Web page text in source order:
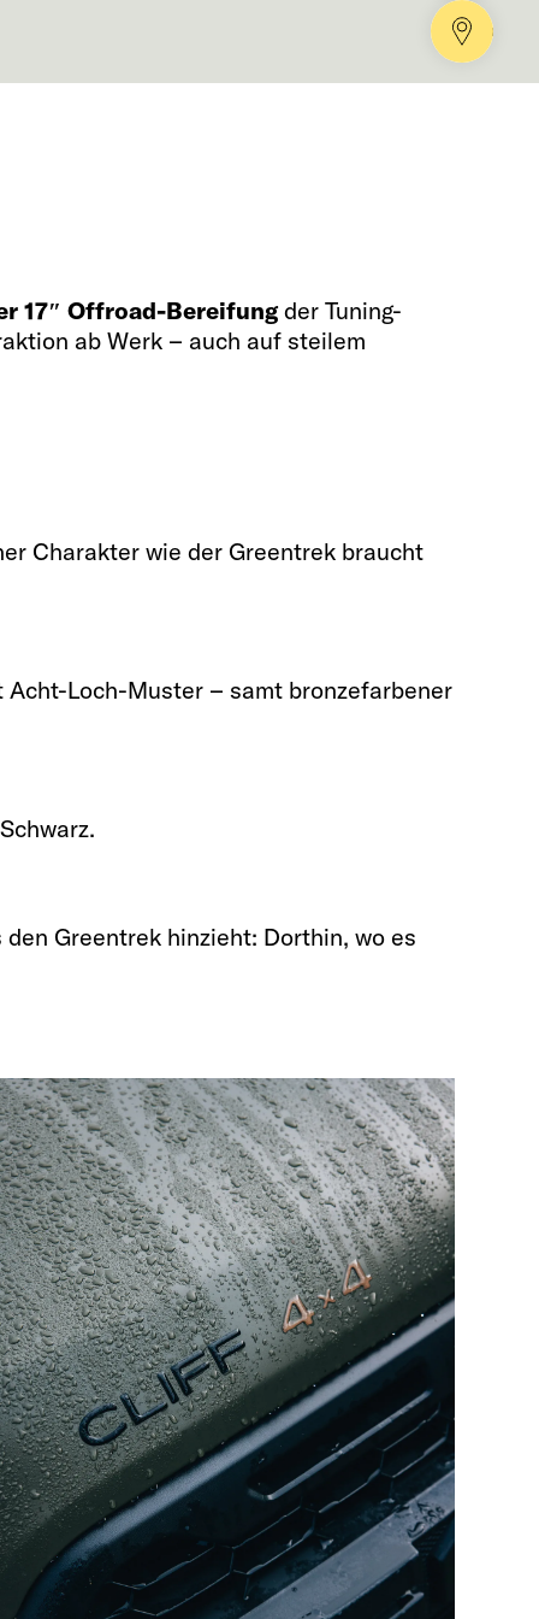
17″ Offroad-Bereifungder Tuning-
ab Werk – auch auf steilem
Charakter wie der Greentrek braucht
Loch-Muster – samt bronzefarbener
Greentrek hinzieht: Dorthin, wo es